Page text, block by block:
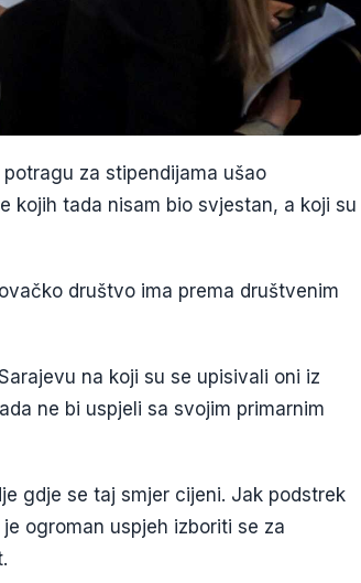
za stipendijama ušao
kojih tada nisam bio svjestan, a koji su
društvo ima prema društvenim
na koji su se upisivali oni iz
ne bi uspjeli sa svojim primarnim
gdje se taj smjer cijeni. Jak podstrek
ogroman uspjeh izboriti se za